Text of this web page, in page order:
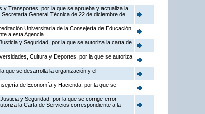
y Transportes, por la que se aprueba y actualiza la
General Técnica de 22 de diciembre de
Universitaria de la Consejería de Educación,
a esta Agencia
y Seguridad, por la que se autoriza la carta de
Cultura y Deportes, por la que se autoriza
que se desarrolla la organización y el
de Economía y Hacienda, por la que se
y Seguridad, por la que se corrige error
la Carta de Servicios correspondiente a la